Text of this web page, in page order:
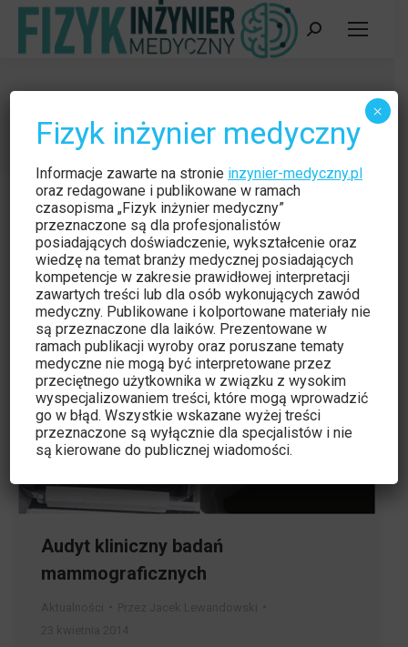
Szukaj:
Jesteś tutaj:
Strona główna Wpisy oznaczone tagiem "Elżbieta Pater"
Audyt kliniczny badań
mammograficznych
Fizyk inżynier medyczny
Informacje zawarte na stronie inzynier-medyczny.pl
oraz redagowane i publikowane w ramach
czasopisma „Fizyk inżynier medyczny”
przeznaczone są dla profesjonalistów
posiadających doświadczenie, wykształcenie oraz
wiedzę na temat branży medycznej posiadających
kompetencje w zakresie prawidłowej interpretacji
zawartych treści lub dla osób wykonujących zawód
medyczny. Publikowane i kolportowane materiały nie
są przeznaczone dla laików. Prezentowane w
ramach publikacji wyroby oraz poruszane tematy
medyczne nie mogą być interpretowane przez
przeciętnego użytkownika w związku z wysokim
wyspecjalizowaniem treści, które mogą wprowadzić
go w błąd. Wszystkie wskazane wyżej treści
przeznaczone są wyłącznie dla specjalistów i nie
są kierowane do publicznej wiadomości.
×